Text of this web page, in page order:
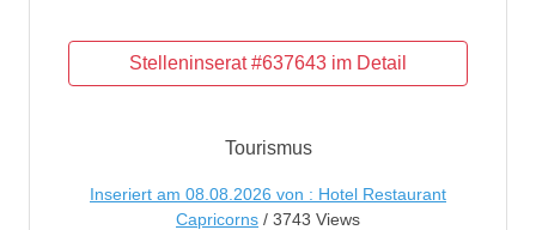
Tourismus
Inseriert am 08.08.2026 von : Hotel Restaurant
Capricorns / 3743 Views